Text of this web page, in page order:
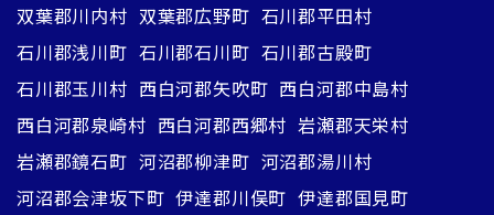
双葉郡川内村 双葉郡広野町 石川郡平田村
石川郡浅川町 石川郡石川町 石川郡古殿町
石川郡玉川村 西白河郡矢吹町 西白河郡中島村
西白河郡泉崎村 西白河郡西郷村 岩瀬郡天栄村
岩瀬郡鏡石町 河沼郡柳津町 河沼郡湯川村
河沼郡会津坂下町 伊達郡川俣町 伊達郡国見町